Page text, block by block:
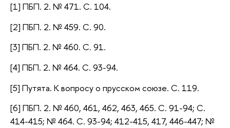
[1] ПБП. 2. № 471. С. 104.
[2] ПБП. 2. № 459. С. 90.
[3] ПБП. 2. № 460. С. 91.
[4] ПБП. 2. № 464. С. 93-94.
[5] Путята. К вопросу о прусском союзе. С. 119.
[6] ПБП. 2. № 460, 461, 462, 463, 465. С. 91-94; С.
414-415; № 464. С. 93-94; 412-415, 417, 446-447; №